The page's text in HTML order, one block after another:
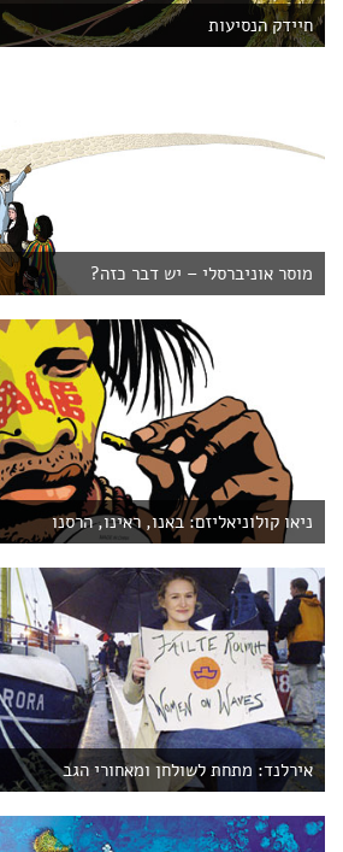
חיידק הנסיעות
מוסר אוניברסלי – יש דבר כזה?
ניאו קולוניאליזם: באנו, ראינו, הרסנו
אירלנד: מתחת לשולחן ומאחורי הגב